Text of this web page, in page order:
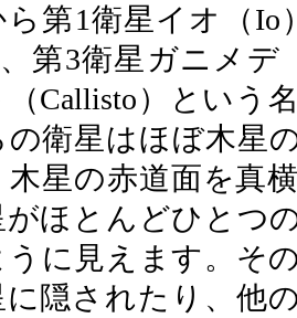
第1衛星イオ（Io
、第3衛星ガニメデ
Callisto）という
衛星はほぼ木星
星の赤道面を真
ほとんどひとつ
に見えます。そ
隠されたり、他